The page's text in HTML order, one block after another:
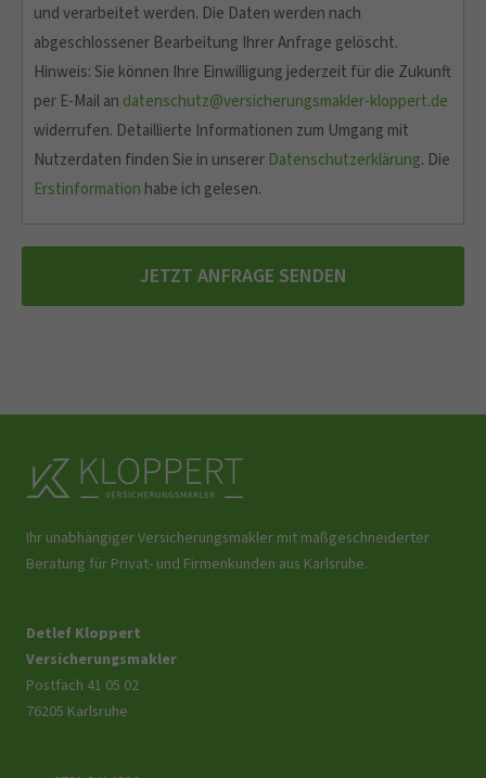
und verarbeitet werden. Die Daten werden nach
abgeschlossener Bearbeitung Ihrer Anfrage gelöscht.
Hinweis: Sie können Ihre Einwilligung jederzeit für die Zukunft
per E-Mail an datenschutz@versicherungsmakler-kloppert.de
widerrufen. Detaillierte Informationen zum Umgang mit
Nutzerdaten finden Sie in unserer Datenschutzerklärung. Die
Erstinformation habe ich gelesen.
JETZT ANFRAGE SENDEN
Ihr unabhängiger Versicherungsmakler mit maßgeschneiderter
Beratung für Privat- und Firmenkunden aus Karlsruhe.
Detlef Kloppert
Versicherungsmakler
Postfach 41 05 02
76205 Karlsruhe